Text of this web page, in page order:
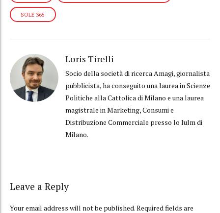
SOLE 365
Loris Tirelli
Socio della società di ricerca Amagi, giornalista
pubblicista, ha conseguito una laurea in Scienze
Politiche alla Cattolica di Milano e una laurea
magistrale in Marketing, Consumi e
Distribuzione Commerciale presso lo Iulm di
Milano.
Leave a Reply
Your email address will not be published. Required fields are